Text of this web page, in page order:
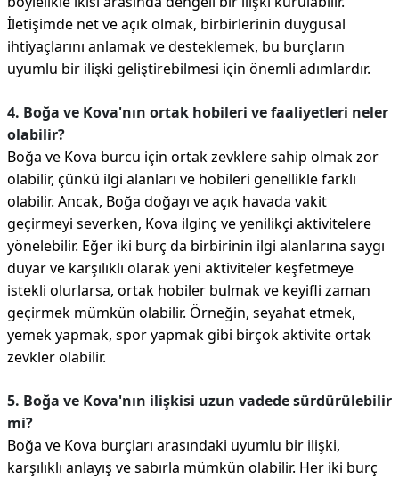
İletişimde net ve açık olmak, birbirlerinin duygusal
ihtiyaçlarını anlamak ve desteklemek, bu burçların
uyumlu bir ilişki geliştirebilmesi için önemli adımlardır.
4. Boğa ve Kova'nın ortak hobileri ve faaliyetleri neler
olabilir?
Boğa ve Kova burcu için ortak zevklere sahip olmak zor
olabilir, çünkü ilgi alanları ve hobileri genellikle farklı
olabilir. Ancak, Boğa doğayı ve açık havada vakit
geçirmeyi severken, Kova ilginç ve yenilikçi aktivitelere
yönelebilir. Eğer iki burç da birbirinin ilgi alanlarına saygı
duyar ve karşılıklı olarak yeni aktiviteler keşfetmeye
istekli olurlarsa, ortak hobiler bulmak ve keyifli zaman
geçirmek mümkün olabilir. Örneğin, seyahat etmek,
yemek yapmak, spor yapmak gibi birçok aktivite ortak
zevkler olabilir.
5. Boğa ve Kova'nın ilişkisi uzun vadede sürdürülebilir
mi?
Boğa ve Kova burçları arasındaki uyumlu bir ilişki,
karşılıklı anlayış ve sabırla mümkün olabilir. Her iki burç